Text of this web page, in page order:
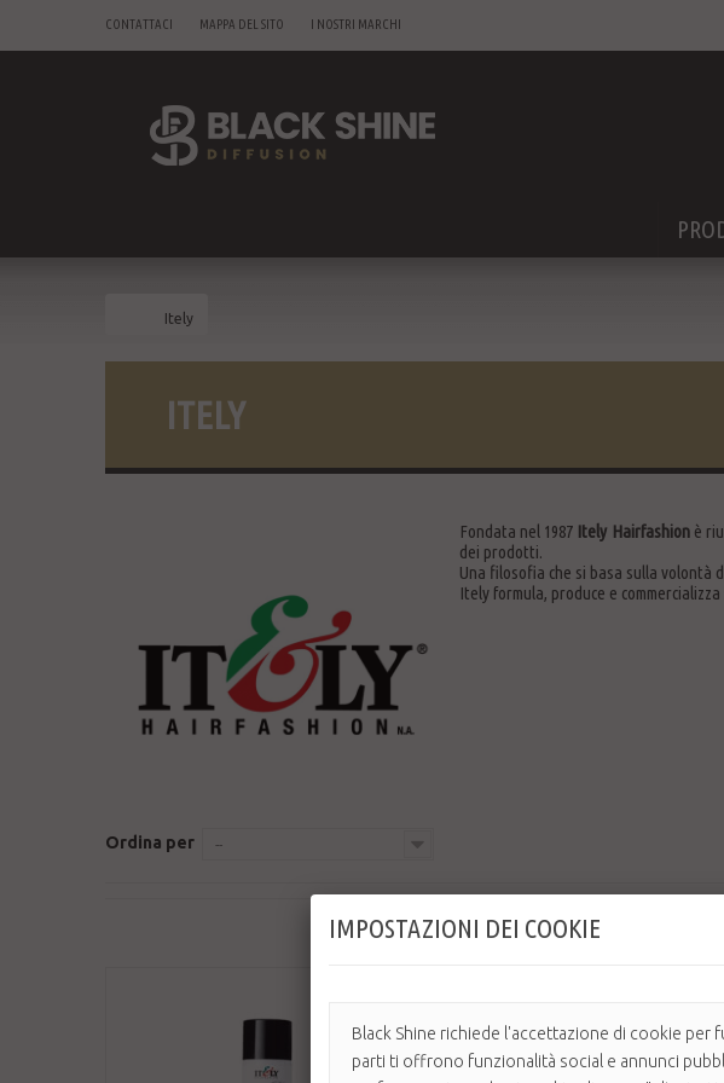
CONTATTACI MAPPA DEL SITO I NOSTRI MARCHI
Itely
ITELY
Fondata nel 1987 Itely Hairfashionè
dei prodotti.
Una filosofia che si basa sulla
Itely formula, produce e
Ordina per --
IMPOSTAZIONI DEI COOKIE
Black Shine richiede l'accettazione di cookie per
parti ti offrono funzionalità social e annunci